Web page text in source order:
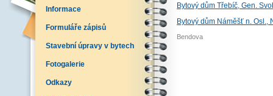
Informace
Formuláře zápisů
Stavební úpravy v bytech
Fotogalerie
Odkazy
Bytový dům Třebíč, Gen.
Bytový dům Náměšť n. Osl.,
Bendova